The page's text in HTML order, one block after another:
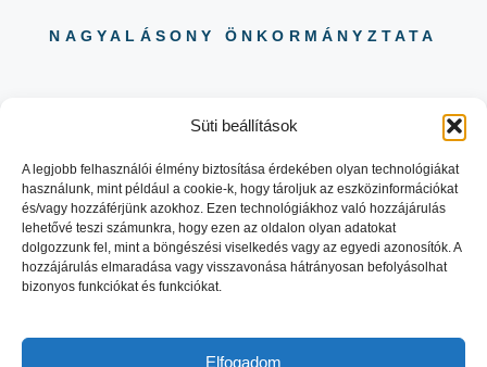
Süti beállítások
A legjobb felhasználói élmény biztosítása érdekében olyan technológiákat
használunk, mint például a cookie-k, hogy tároljuk az eszközinformációkat
és/vagy hozzáférjünk azokhoz. Ezen technológiákhoz való hozzájárulás
lehetővé teszi számunkra, hogy ezen az oldalon olyan adatokat
dolgozzunk fel, mint a böngészési viselkedés vagy az egyedi azonosítók. A
hozzájárulás elmaradása vagy visszavonása hátrányosan befolyásolhat
bizonyos funkciókat és funkciókat.
Elfogadom
NAGYALÁSONY ÖNKORMÁNYZTATA
06 88 504 730
8484 NAGYALÁSONY KOSSUTH
LAJOS UTCA 29.